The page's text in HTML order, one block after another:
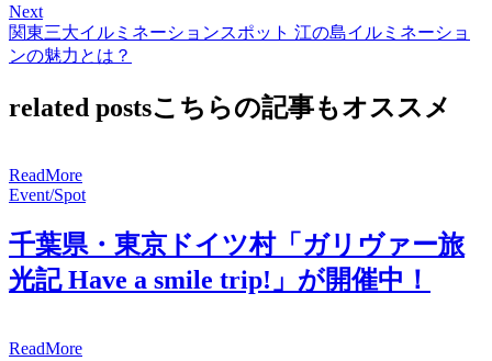
Next
関東三大イルミネーションスポット 江の島イルミネーショ
ンの魅力とは？
related postsこちらの記事もオススメ
ReadMore
Event/Spot
千葉県・東京ドイツ村「ガリヴァー旅
光記 Have a smile trip!」が開催中！
ReadMore